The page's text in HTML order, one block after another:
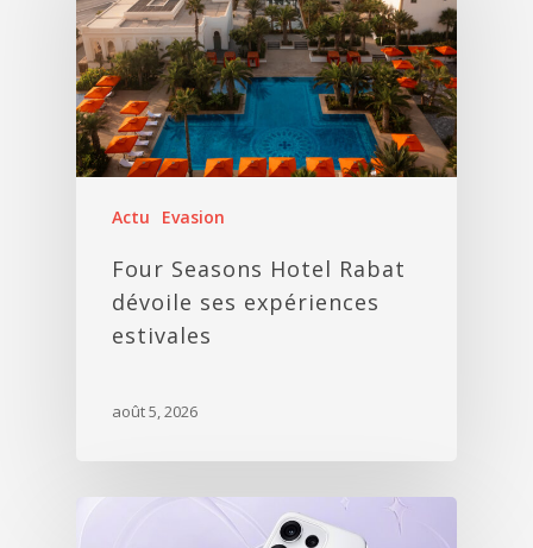
Actu Evasion
Four Seasons Hotel Rabat
dévoile ses expériences
estivales
août 5, 2026